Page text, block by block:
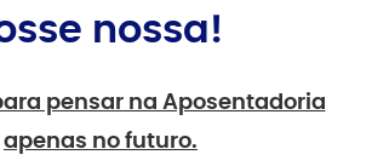
nossa!
pensar na Aposentadoria
apenas no futuro.